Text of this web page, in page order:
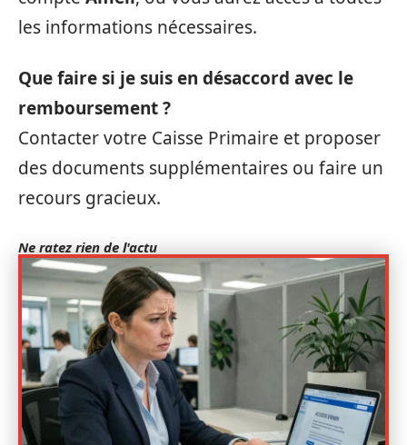
les informations nécessaires.
Que faire si je suis en désaccord avec le
remboursement ?
Contacter votre Caisse Primaire et proposer
des documents supplémentaires ou faire un
recours gracieux.
Ne ratez rien de l'actu